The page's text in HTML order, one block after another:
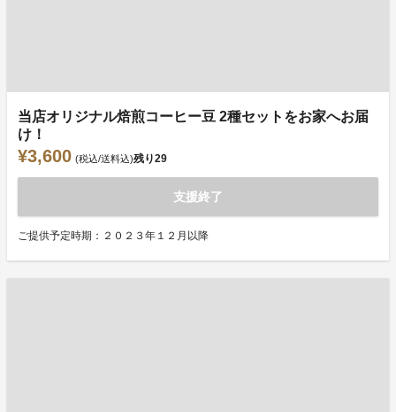
当店オリジナル焙煎コーヒー豆 2種セットをお家へお届
け！
¥3,600 (税込/送料込)残り29
支援終了
ご提供予定時期：２０２３年１２月以降